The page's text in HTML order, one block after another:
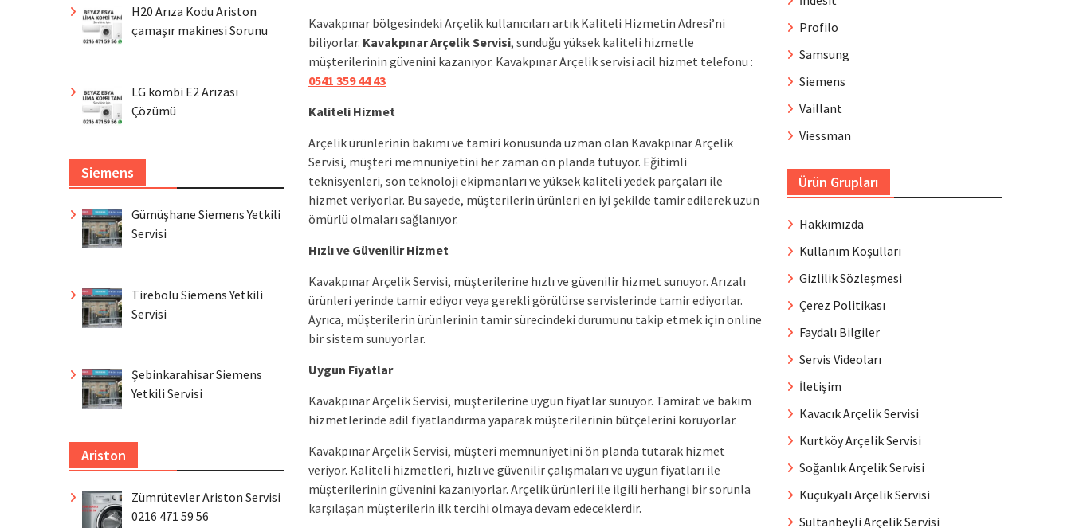
Kavakpınar bölgesindeki Arçelik kullanıcıları artık Kaliteli Hizmetin Adresi’ni
biliyorlar. Kavakpınar Arçelik Servisi, sunduğu yüksek kaliteli hizmetle
müşterilerinin güvenini kazanıyor. Kavakpınar Arçelik servisi acil hizmet telefonu :
0541 359 44 43
Kaliteli Hizmet
Arçelik ürünlerinin bakımı ve tamiri konusunda uzman olan Kavakpınar Arçelik
Servisi, müşteri memnuniyetini her zaman ön planda tutuyor. Eğitimli
teknisyenleri, son teknoloji ekipmanları ve yüksek kaliteli yedek parçaları ile
hizmet veriyorlar. Bu sayede, müşterilerin ürünleri en iyi şekilde tamir edilerek uzun
ömürlü olmaları sağlanıyor.
Hızlı ve Güvenilir Hizmet
Kavakpınar Arçelik Servisi, müşterilerine hızlı ve güvenilir hizmet sunuyor. Arızalı
ürünleri yerinde tamir ediyor veya gerekli görülürse servislerinde tamir ediyorlar.
Ayrıca, müşterilerin ürünlerinin tamir sürecindeki durumunu takip etmek için online
bir sistem sunuyorlar.
Uygun Fiyatlar
Kavakpınar Arçelik Servisi, müşterilerine uygun fiyatlar sunuyor. Tamirat ve bakım
hizmetlerinde adil fiyatlandırma yaparak müşterilerinin bütçelerini koruyorlar.
Kavakpınar Arçelik Servisi, müşteri memnuniyetini ön planda tutarak hizmet
veriyor. Kaliteli hizmetleri, hızlı ve güvenilir çalışmaları ve uygun fiyatları ile
müşterilerinin güvenini kazanıyorlar. Arçelik ürünleri ile ilgili herhangi bir sorunla
karşılaşan müşterilerin ilk tercihi olmaya devam edeceklerdir.
Profilo
Samsung
Siemens
Vaillant
Viessman
Ürün Grupları
Hakkımızda
Kullanım Koşulları
Gizlilik Sözleşmesi
Çerez Politikası
Faydalı Bilgiler
Servis Videoları
İletişim
Kavacık Arçelik Servisi
Kurtköy Arçelik Servisi
Soğanlık Arçelik Servisi
Küçükyalı Arçelik Servisi
Sultanbeyli Arçelik Servisi
H20 Arıza Kodu Ariston
çamaşır makinesi Sorunu
LG kombi E2 Arızası
Çözümü
Siemens
Gümüşhane Siemens Yetkili
Servisi
Tirebolu Siemens Yetkili
Servisi
Şebinkarahisar Siemens
Yetkili Servisi
Ariston
Zümrütevler Ariston Servisi
0216 471 59 56